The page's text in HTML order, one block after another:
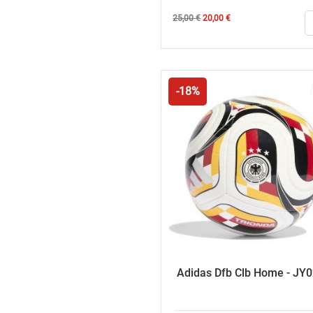
Κανονική
25,00 €Τιμή
20,00 €
-18%
Adidas Dfb Clb Home -